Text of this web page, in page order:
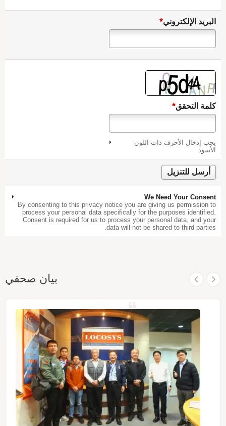
البريد الإلكتروني*
كلمة التحقق*
يجب إدخال الأحرف ذات اللون
الأسود
We Need Your Consent
By consenting to this privacy notice you are giving us permission to
process your personal data specifically for the purposes identified.
Consent is required for us to process your personal data, and your
data will not be shared to third parties.
بيان صحفي